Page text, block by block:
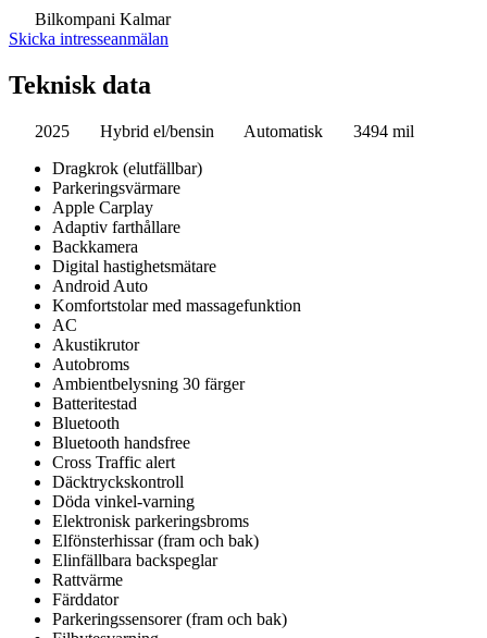
Bilkompani Kalmar
Skicka intresseanmälan
Teknisk data
2025 Hybrid el/bensin Automatisk
3494 mil
Dragkrok (elutfällbar)
Parkeringsvärmare
Apple Carplay
Adaptiv farthållare
Backkamera
Digital hastighetsmätare
Android Auto
Komfortstolar med massagefunktion
AC
Akustikrutor
Autobroms
Ambientbelysning 30 färger
Batteritestad
Bluetooth
Bluetooth handsfree
Cross Traffic alert
Däcktryckskontroll
Döda vinkel-varning
Elektronisk parkeringsbroms
Elfönsterhissar (fram och bak)
Elinfällbara backspeglar
Rattvärme
Färddator
Parkeringssensorer (fram och bak)